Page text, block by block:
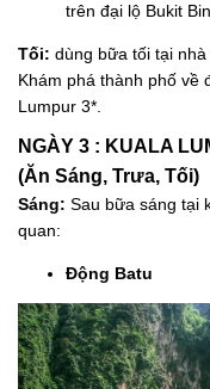
trên đại lộ Bukit
Tối: dùng bữa tối tại
Khám phá thành phố về
Lumpur 3*.
NGÀY 3 : KUALA
(Ăn Sáng, Trưa, Tối)
Sáng: Sau bữa sáng tại
quan:
Động Batu